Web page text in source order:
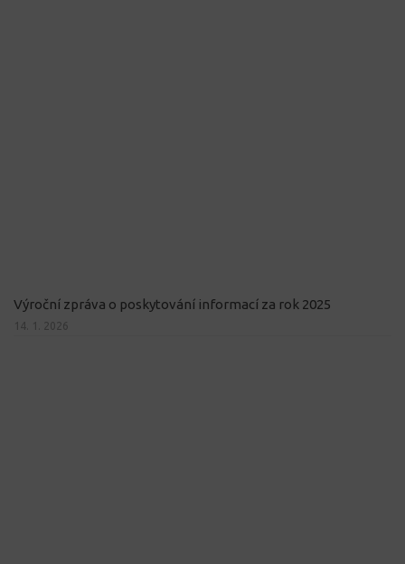
Výroční zpráva o poskytování informací za rok 2025
14. 1. 2026